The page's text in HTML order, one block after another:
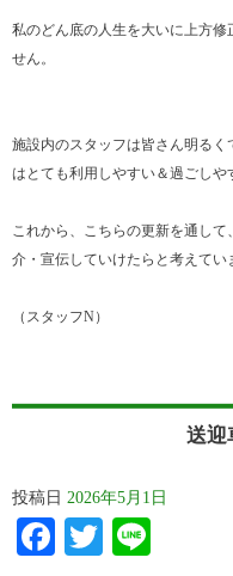
私のどん底の人生を大いに上方修
せん。
施設内のスタッフは皆さん明る
はとても利用しやすい＆過ごしや
これから、こちらの更新を通し
介・宣伝していけたらと考えてい
（スタッフN）
送迎
投稿日 2026年5月1日
Facebook
Twitter